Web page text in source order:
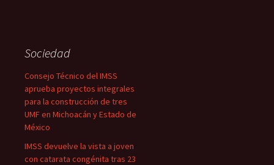
Sociedad
Consejo Técnico del IMSS
aprueba proyectos integrales
para la construcción de tres
UMF en Michoacán y Estado de
México
IMSS devuelve la vista a joven
con catarata congénita tras 23